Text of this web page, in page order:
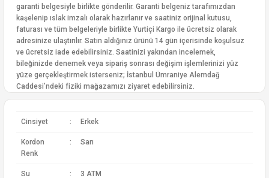
garanti belgesiyle birlikte gönderilir. Garanti belgeniz tarafımızdan
kaşelenip ıslak imzalı olarak hazırlanır ve saatiniz orijinal kutusu,
faturası ve tüm belgeleriyle birlikte Yurtiçi Kargo ile ücretsiz olarak
adresinize ulaştırılır. Satın aldığınız ürünü 14 gün içerisinde koşulsuz
ve ücretsiz iade edebilirsiniz. Saatinizi yakından incelemek,
bileğinizde denemek veya sipariş sonrası değişim işlemlerinizi yüz
yüze gerçekleştirmek isterseniz; İstanbul Ümraniye Alemdağ
Caddesi’ndeki fiziki mağazamızı ziyaret edebilirsiniz.
Cinsiyet : Erkek
Kordon
Renk
: Sarı
Su
: 3 ATM